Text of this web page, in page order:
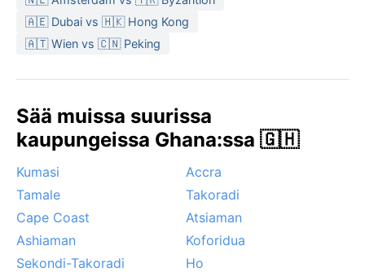
🇦🇪 Dubai vs 🇭🇰 Hong Kong
🇦🇹 Wien vs 🇨🇳 Peking
Sää muissa suurissa
kaupungeissa Ghana:ssa 🇬🇭
Kumasi
Accra
Tamale
Takoradi
Cape Coast
Atsiaman
Ashiaman
Koforidua
Sekondi-Takoradi
Ho